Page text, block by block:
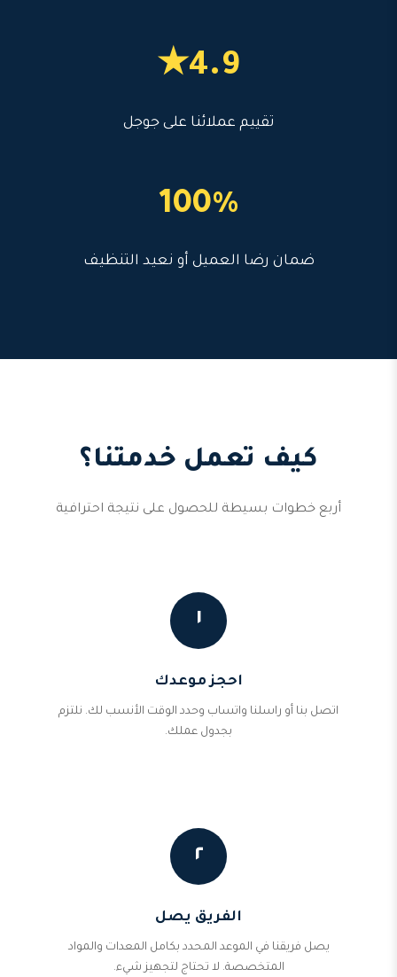
4.9★
تقييم عملائنا على جوجل
100%
ضمان رضا العميل أو نعيد التنظيف
كيف تعمل خدمتنا؟
أربع خطوات بسيطة للحصول على نتيجة احترافية
١
احجز موعدك
اتصل بنا أو راسلنا واتساب وحدد الوقت الأنسب لك. نلتزم
بجدول عملك.
٢
الفريق يصل
يصل فريقنا في الموعد المحدد بكامل المعدات والمواد
المتخصصة. لا تحتاج لتجهيز شيء.